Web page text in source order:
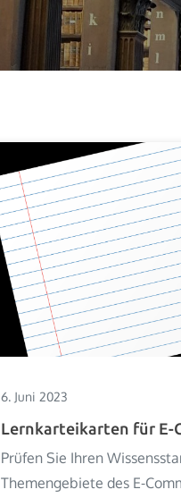
6. Juni 2023
Lernkarteikarten für E-
Prüfen Sie Ihren
Themengebiete des E-